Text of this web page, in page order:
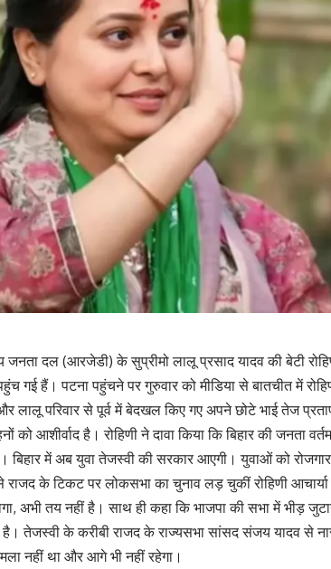
जनता दल (आरजेडी) के सुप्रीमो लालू प्रसाद यादव की बेटी
गई हैं। पटना पहुंचने पर गुरुवार को मीडिया से बातचीत में
लालू परिवार से पूर्व में बेदखल किए गए अपने छोटे भाई तेज
को आशीर्वाद है। रोहिणी ने दावा किया कि बिहार की
बिहार में अब युवा तेजस्वी की सरकार आएगी। युवाओं को
राजद के टिकट पर लोकसभा का चुनाव लड़ चुकीं रोहिणी
अभी तय नहीं है। साथ ही कहा कि भाजपा की सभा में भीड़
है। तेजस्वी के करीबी राजद के राज्यसभा सांसद संजय यादव से
नहीं था और आगे भी नहीं रहेगा।